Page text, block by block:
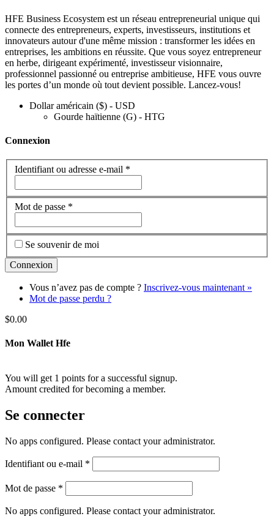
HFE Business Ecosystem est un réseau entrepreneurial unique qui
connecte des entrepreneurs, experts, investisseurs, institutions et
innovateurs autour d'une même mission : transformer les idées en
entreprises, les ambitions en réussite. Que vous soyez entrepreneur
en herbe, dirigeant expérimenté, investisseur visionnaire,
professionnel passionné ou entreprise ambitieuse, HFE vous ouvre
les portes d’un monde où tout devient possible. Lancez-vous!
Dollar américain ($) - USD
Gourde haïtienne (G) - HTG
Connexion
Identifiant ou adresse e-mail *
Mot de passe *
Se souvenir de moi
Vous n’avez pas de compte ? Inscrivez-vous maintenant »
Mot de passe perdu ?
$0.00
Mon Wallet Hfe
You will get 1 points for a successful signup.
Amount credited for becoming a member.
Se connecter
No apps configured. Please contact your administrator.
Identifiant ou e-mail *
Mot de passe *
No apps configured. Please contact your administrator.